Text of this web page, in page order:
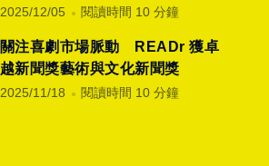
2025/12/05 閱讀時間 10 分鐘
關注喜劇市場脈動 READr 獲卓
越新聞獎藝術與文化新聞獎
2025/11/18 閱讀時間 10 分鐘